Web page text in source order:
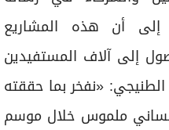
إلى أن هذه المشاريع
إلى آلاف المستفيدين
«نفخر بما حققته
ملموس خلال موسم